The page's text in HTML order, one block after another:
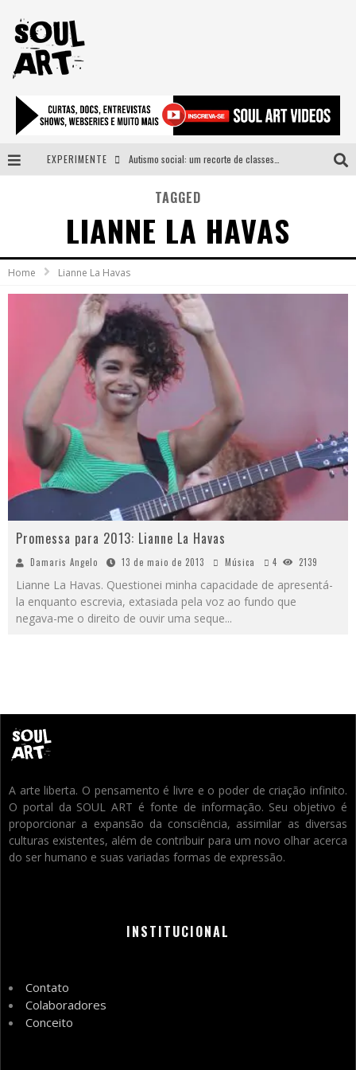
EXPERIMENTE
A subida da rampa é diferente!
Faça o bem! Mas, sem olhar a quem!?
Novo single de Arnaldo Tifu, “De Testa” explora brasilidade em sons, cores e símbolos
TAGGED
LIANNE LA HAVAS
Home Lianne La Havas
Promessa para 2013: Lianne La Havas
Damaris Angelo 13 de maio de 2013 Música 4 2139
Lianne La Havas. Questionei minha capacidade de apresentá-
la enquanto escrevia, extasiada pela voz ao fundo que
negava-me o direito de ouvir uma seque...
A arte liberta. O pensamento é livre e o poder de criação infinito.
O portal da SOUL ART é fonte de informação. Seu objetivo é
proporcionar a expansão da consciência, assimilar as diversas
culturas existentes, além de contribuir para um novo olhar acerca
do ser humano e suas variadas formas de expressão.
INSTITUCIONAL
Contato
Colaboradores
Conceito